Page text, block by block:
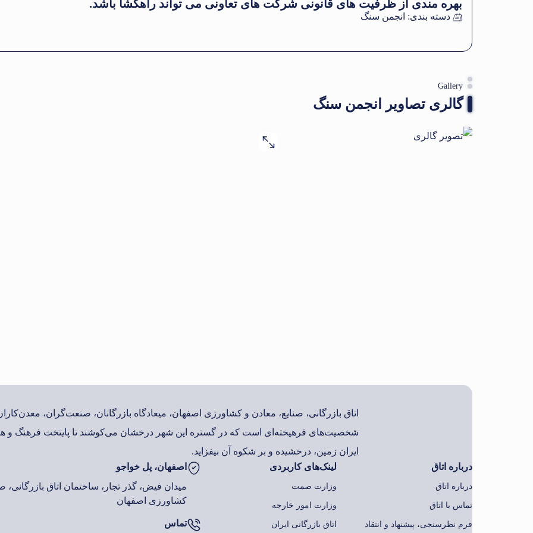
بهره مندی از ظرفیت های قانونی شرکت های تعاونی می تواند راهگشا باشد.
دسته بندی: انجمن سنگ
Gallery
گالری تصاویر انجمن سنگ
اتاق بازرگانی، صنایع، معادن و کشاورزی اصفهان، میعادگاه بازرگانان، صنعت‌گران،
شخصیت‌های فرهیخته‌ای است که در گستره این شهر درخشان می‌کوشند تا پایتخت فرهنگ و
ایران زمین، درخشیده و بر شکوه آن بیفزاید.
درباره اتاق
درباره اتاق
تماس با اتاق
فرم نظرسنجی، پیشنهاد و انتقاد
لینک‌های کاربردی
وزارت صمت
وزارت امور خارجه
اتاق بازرگانی ایران
اصفهان، پل خواجو
میدان فیض، گذر تجار، ساختمان اتاق بازرگانی،
کشاورزی اصفهان
تماس